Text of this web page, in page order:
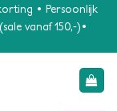
• Persoonlijk
vanaf 150,-)•